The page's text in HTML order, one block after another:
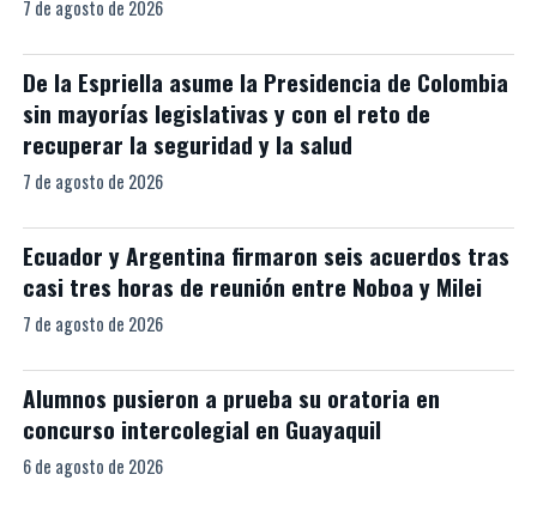
7 de agosto de 2026
De la Espriella asume la Presidencia de Colombia
sin mayorías legislativas y con el reto de
recuperar la seguridad y la salud
7 de agosto de 2026
Ecuador y Argentina firmaron seis acuerdos tras
casi tres horas de reunión entre Noboa y Milei
7 de agosto de 2026
Alumnos pusieron a prueba su oratoria en
concurso intercolegial en Guayaquil
6 de agosto de 2026